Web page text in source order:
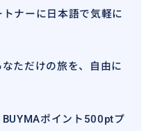
ナーに日本語で気軽に
ただけの旅を、自由に
ポイント500ptプ